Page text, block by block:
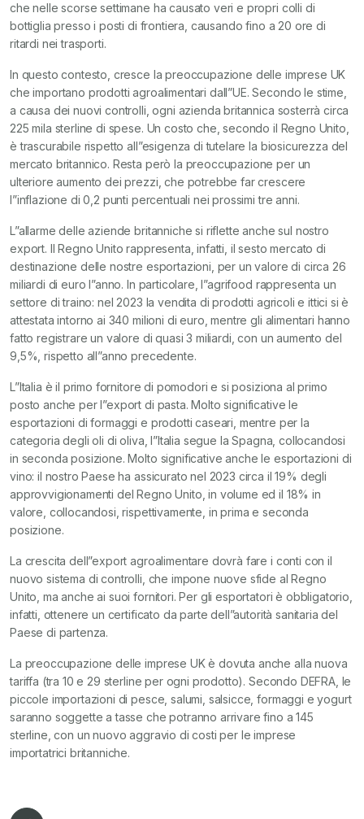
che nelle scorse settimane ha causato veri e propri colli di
bottiglia presso i posti di frontiera, causando fino a 20 ore di
ritardi nei trasporti.
In questo contesto, cresce la preoccupazione delle imprese UK
che importano prodotti agroalimentari dall”UE. Secondo le stime,
a causa dei nuovi controlli, ogni azienda britannica sosterrà circa
225 mila sterline di spese. Un costo che, secondo il Regno Unito,
è trascurabile rispetto all”esigenza di tutelare la biosicurezza del
mercato britannico. Resta però la preoccupazione per un
ulteriore aumento dei prezzi, che potrebbe far crescere
l”inflazione di 0,2 punti percentuali nei prossimi tre anni.
L”allarme delle aziende britanniche si riflette anche sul nostro
export. Il Regno Unito rappresenta, infatti, il sesto mercato di
destinazione delle nostre esportazioni, per un valore di circa 26
miliardi di euro l”anno. In particolare, l”agrifood rappresenta un
settore di traino: nel 2023 la vendita di prodotti agricoli e ittici si è
attestata intorno ai 340 milioni di euro, mentre gli alimentari hanno
fatto registrare un valore di quasi 3 miliardi, con un aumento del
9,5%, rispetto all”anno precedente.
L”Italia è il primo fornitore di pomodori e si posiziona al primo
posto anche per l”export di pasta. Molto significative le
esportazioni di formaggi e prodotti caseari, mentre per la
categoria degli oli di oliva, l”Italia segue la Spagna, collocandosi
in seconda posizione. Molto significative anche le esportazioni di
vino: il nostro Paese ha assicurato nel 2023 circa il 19% degli
approvvigionamenti del Regno Unito, in volume ed il 18% in
valore, collocandosi, rispettivamente, in prima e seconda
posizione.
La crescita dell”export agroalimentare dovrà fare i conti con il
nuovo sistema di controlli, che impone nuove sfide al Regno
Unito, ma anche ai suoi fornitori. Per gli esportatori è obbligatorio,
infatti, ottenere un certificato da parte dell”autorità sanitaria del
Paese di partenza.
La preoccupazione delle imprese UK è dovuta anche alla nuova
tariffa (tra 10 e 29 sterline per ogni prodotto). Secondo DEFRA, le
piccole importazioni di pesce, salumi, salsicce, formaggi e yogurt
saranno soggette a tasse che potranno arrivare fino a 145
sterline, con un nuovo aggravio di costi per le imprese
importatrici britanniche.